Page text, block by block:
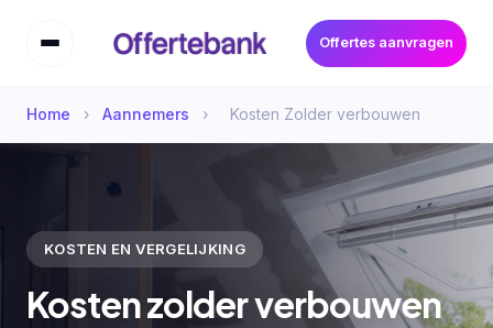
Offertes aanvragen
Home › Aannemers › Kosten Zolder verbouwen
KOSTEN EN VERGELIJKING
Kosten zolder verbouwen